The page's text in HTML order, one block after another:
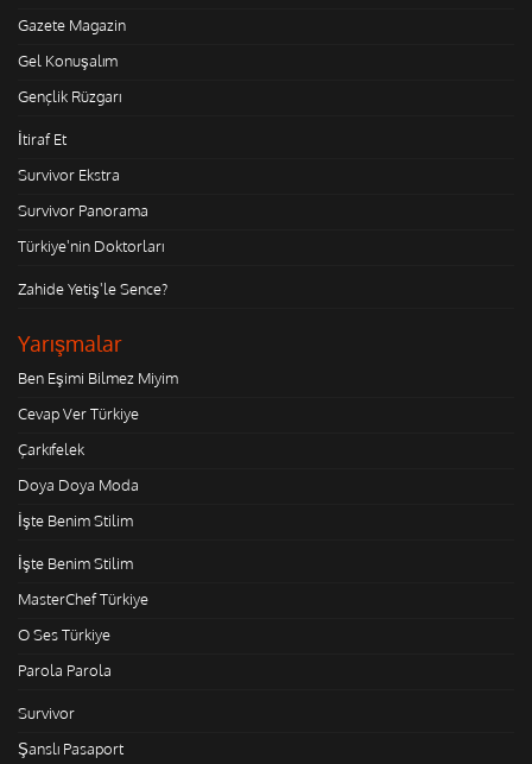
Gazete Magazin
Gel Konuşalım
Gençlik Rüzgarı
İtiraf Et
Survivor Ekstra
Survivor Panorama
Türkiye'nin Doktorları
Zahide Yetiş'le Sence?
Yarışmalar
Ben Eşimi Bilmez Miyim
Cevap Ver Türkiye
Çarkıfelek
Doya Doya Moda
İşte Benim Stilim
İşte Benim Stilim
MasterChef Türkiye
O Ses Türkiye
Parola Parola
Survivor
Şanslı Pasaport